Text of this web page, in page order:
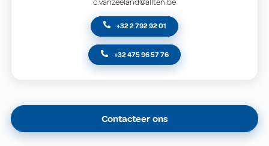
c.vanzeeland@allten.be
+32 2 792 92 01
+32 475 96 57 76
Contacteer ons